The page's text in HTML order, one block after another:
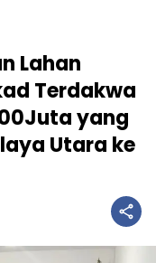
Lahan
Terdakwa
yang
Utara ke